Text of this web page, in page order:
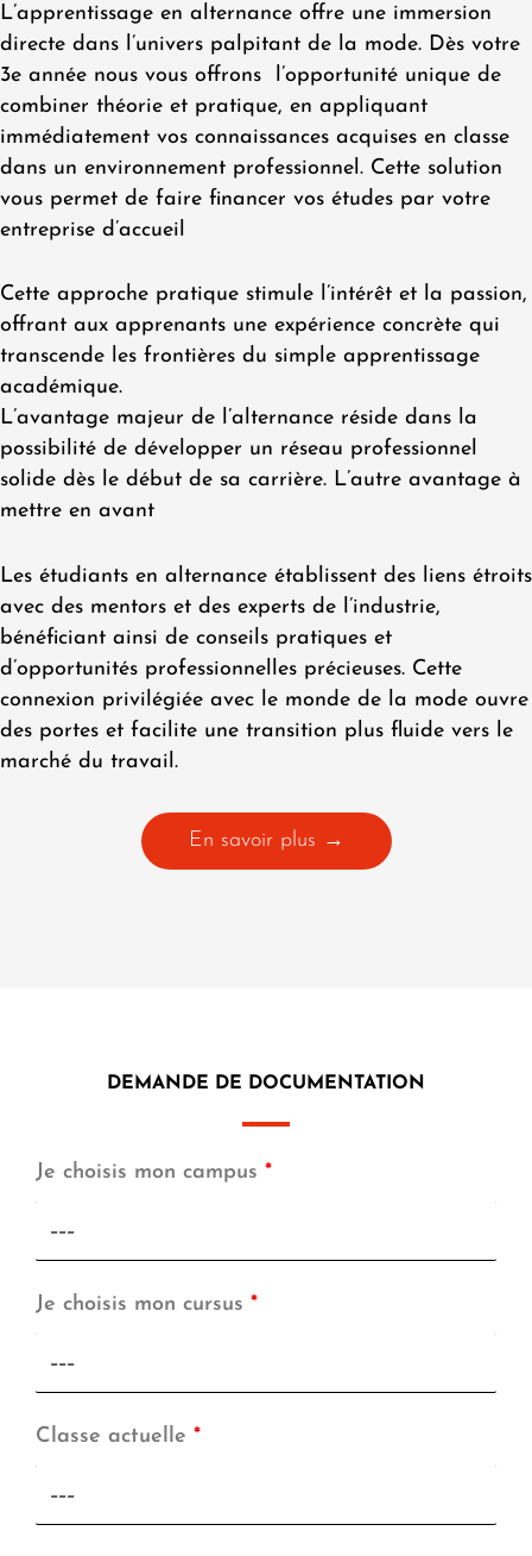
L’apprentissage en alternance offre une immersion
directe dans l’univers palpitant de la mode. Dès votre
3e année nous vous offrons l’opportunité unique de
combiner théorie et pratique, en appliquant
immédiatement vos connaissances acquises en classe
dans un environnement professionnel. Cette solution
vous permet de faire financer vos études par votre
entreprise d’accueil
Cette approche pratique stimule l’intérêt et la passion,
offrant aux apprenants une expérience concrète qui
transcende les frontières du simple apprentissage
académique.
L’avantage majeur de l’alternance réside dans la
possibilité de développer un réseau professionnel
solide dès le début de sa carrière. L’autre avantage à
mettre en avant
Les étudiants en alternance établissent des liens étroits
avec des mentors et des experts de l’industrie,
bénéficiant ainsi de conseils pratiques et
d’opportunités professionnelles précieuses. Cette
connexion privilégiée avec le monde de la mode ouvre
des portes et facilite une transition plus fluide vers le
marché du travail.
En savoir plus →
DEMANDE DE DOCUMENTATION
Je choisis mon campus *
Je choisis mon cursus *
Classe actuelle *